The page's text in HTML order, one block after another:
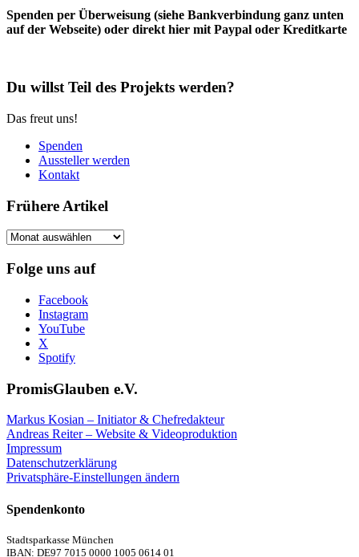
Spenden per Überweisung (siehe Bankverbindung ganz unten
auf der Webseite) oder direkt hier mit Paypal oder Kreditkarte
Du willst Teil des Projekts werden?
Das freut uns!
Spenden
Aussteller werden
Kontakt
Frühere Artikel
Frühere
Folge uns auf
Facebook
Instagram
YouTube
X
Spotify
PromisGlauben e.V.
Markus Kosian – Initiator & Chefredakteur
Andreas Reiter – Website & Videoproduktion
Impressum
Datenschutzerklärung
Privatsphäre-Einstellungen ändern
Spendenkonto
Stadtsparkasse München
IBAN: DE97 7015 0000 1005 0614 01